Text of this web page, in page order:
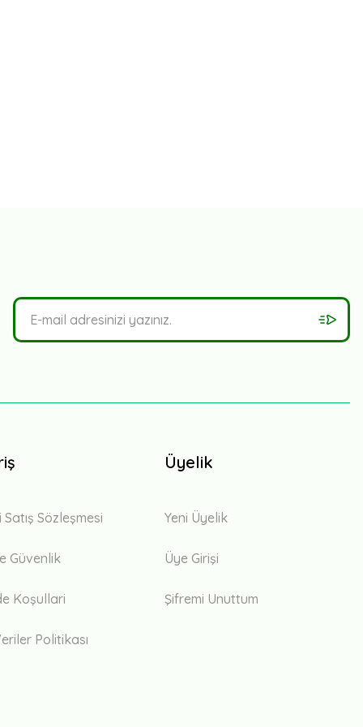
Sözleşmesi
Güvenlik
Koşullari
Politikası
Üyelik
Yeni Üyelik
Üye Girişi
Şifremi Unuttum